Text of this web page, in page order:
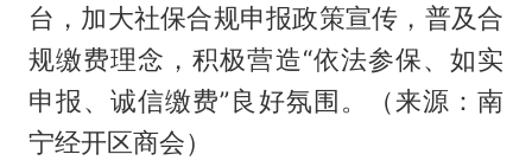
台，加大社保合规申报政策宣传，普及合
规缴费理念，积极营造“依法参保、如实
申报、诚信缴费”良好氛围。（来源：南
宁经开区商会）